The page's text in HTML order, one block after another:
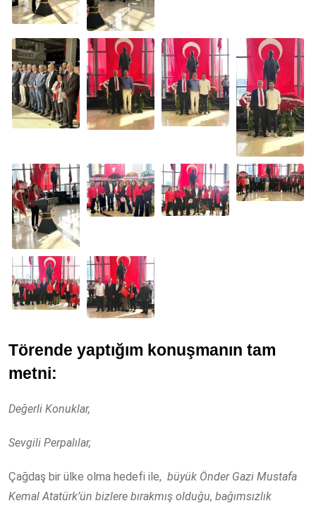
Törende yaptığım konuşmanın tam
metni:
Değerli Konuklar,
Sevgili Perpalılar,
Çağdaş bir ülke olma hedefi ile, büyük Önder Gazi Mustafa
Kemal Atatürk’ün bizlere bırakmış olduğu, bağımsızlık